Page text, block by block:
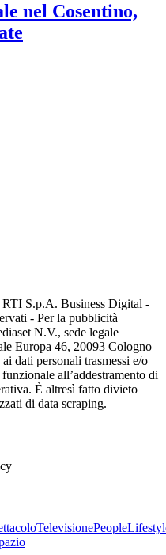
nel Cosentino,
RTI S.p.A. Business Digital -
- Per la pubblicità
N.V., sede legale
Europa 46, 20093 Cologno
dati personali trasmessi e/o
all’addestramento di
È altresì fatto divieto
di data scraping.
TelevisionePeople